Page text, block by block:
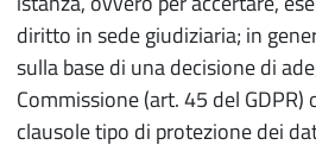
diritto in sede giudiziaria; in
sulla base di una decisione di
Commissione (art. 45 del
clausole tipo di protezione dei